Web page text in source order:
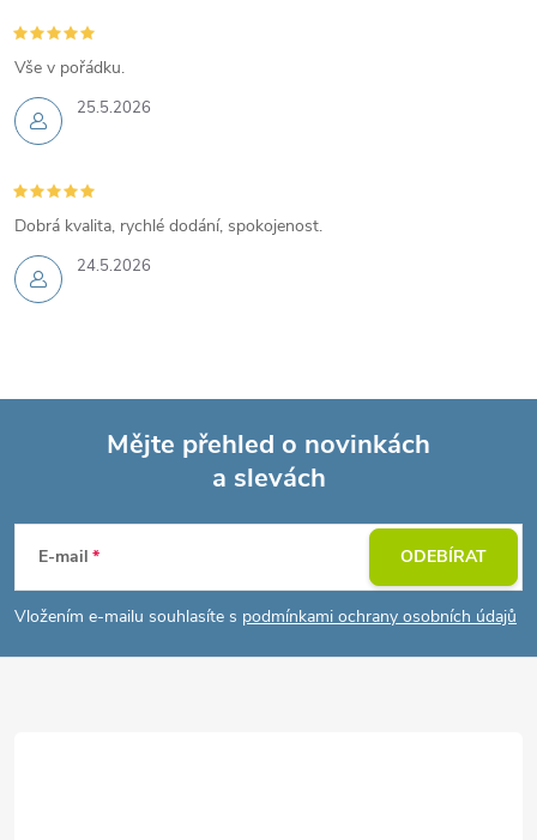
25.5.2026
Vše v pořádku.
24.5.2026
Dobrá kvalita, rychlé dodání, spokojenost.
p
a
Mějte přehled o novinkách
a slevách
E-mail
Vložením e-mailu souhlasíte s podmínkami ochrany osobních údajů
ODEBÍRAT